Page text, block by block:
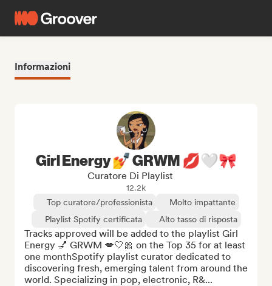
Informazioni
Girl Energy 💅 GRWM 💋🤍🎀
Curatore Di Playlist
12.2k
Top curatore/professionista
Molto impattante
Playlist Spotify certificata
Alto tasso di risposta
Tracks approved will be added to the playlist Girl
Energy 💅 GRWM 💋🤍🎀 on the Top 35 for at least
one monthSpotify playlist curator dedicated to
discovering fresh, emerging talent from around the
world. Specializing in pop, electronic, R&...